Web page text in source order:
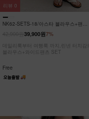
NK62-SETS-18/아스타 블라우스+팬츠
7%
39,900원
데일리룩부터 여행룩 까지,린넨 터치감의
블라우스+와이드팬츠 SET
Free
리뷰 0